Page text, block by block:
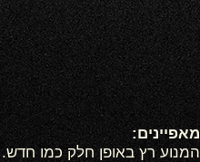
מאפיינים:
המנוע רץ באופן חלק כמו חדש.